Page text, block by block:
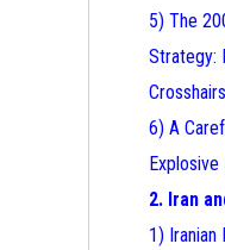
5) The
Strategy:
Crosshairs
6) A
2. Iran
1) Iranian